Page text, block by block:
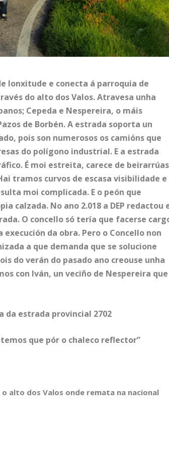
lonxitude e conecta á parroquia de
do alto dos Valos. Atravesa unha
Cepeda e Nespereira, o máis
de Borbén. A estrada soporta un
pois son numerosos os camións que
do polígono industrial. E a estrada
É moi estreita, carece de beirarrúas
tramos curvos de escasa visibilidade e
moi complicada. E o peón que
calzada. No ano 2.018 a DEP redactou
O concello só tería que facerse
da obra. Pero o Concello non
a que demanda que se solucione
do verán do pasado ano creouse unha
con Iván, un veciño de Nespereira que
estrada provincial 2702
que pór o chaleco reflector”
alto dos Valos onde remata na nacional